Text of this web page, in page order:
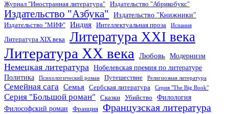
Журнал "Иностранная литература"
Издательство "Абрикобукс"
Издательство "Азбука" Издательство "Книжники"
Издательство "МИФ" Индия Интеллектуальная проза Испания
Литература XIX века Литература XXI века
Литература XX века Любовь Модернизм
Немецкая литература Нобелевская премия по литературе
Политика
Психологический роман Путешествие Религиозная литература
Семейная сага Семья Сербская литература Серия "The Big Book"
Серия "Большой роман" Сказки Убийство
Филология
Философский роман
Франция Французская литература